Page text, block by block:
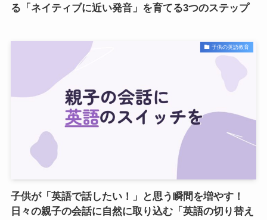
る「ネイティブに近い発音」を育てる3つのステップ
子供の英語教育
子供が「英語で話したい！」と思う瞬間を増やす！
日々の親子の会話に自然に取り込む「英語の切り替え